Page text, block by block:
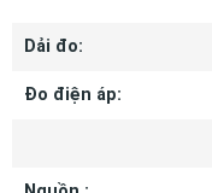
Dải đo:
Đo điện áp: